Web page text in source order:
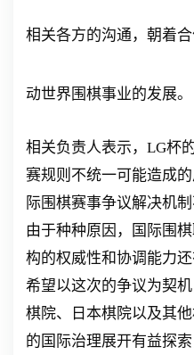
相关各方的沟通，朝着
动世界围棋事业的发展。
相关负责人表示，LG杯
赛规则不统一可能造成
际围棋赛事争议解决机
由于种种原因，国际围
构的权威性和协调能力
希望以这次的争议为契
棋院、日本棋院以及其
的国际治理展开有益探